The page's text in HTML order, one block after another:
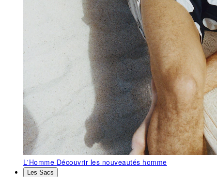
L'Homme Découvrir les nouveautés homme
Les Sacs